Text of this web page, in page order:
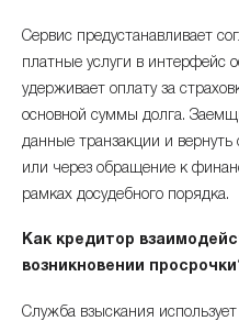
Сервис предустанавливает
платные услуги в интерфейс
удерживает оплату за
основной суммы долга.
данные транзакции и
или через обращение к
рамках досудебного порядка.
Как кредитор
возникновении
Служба взыскания